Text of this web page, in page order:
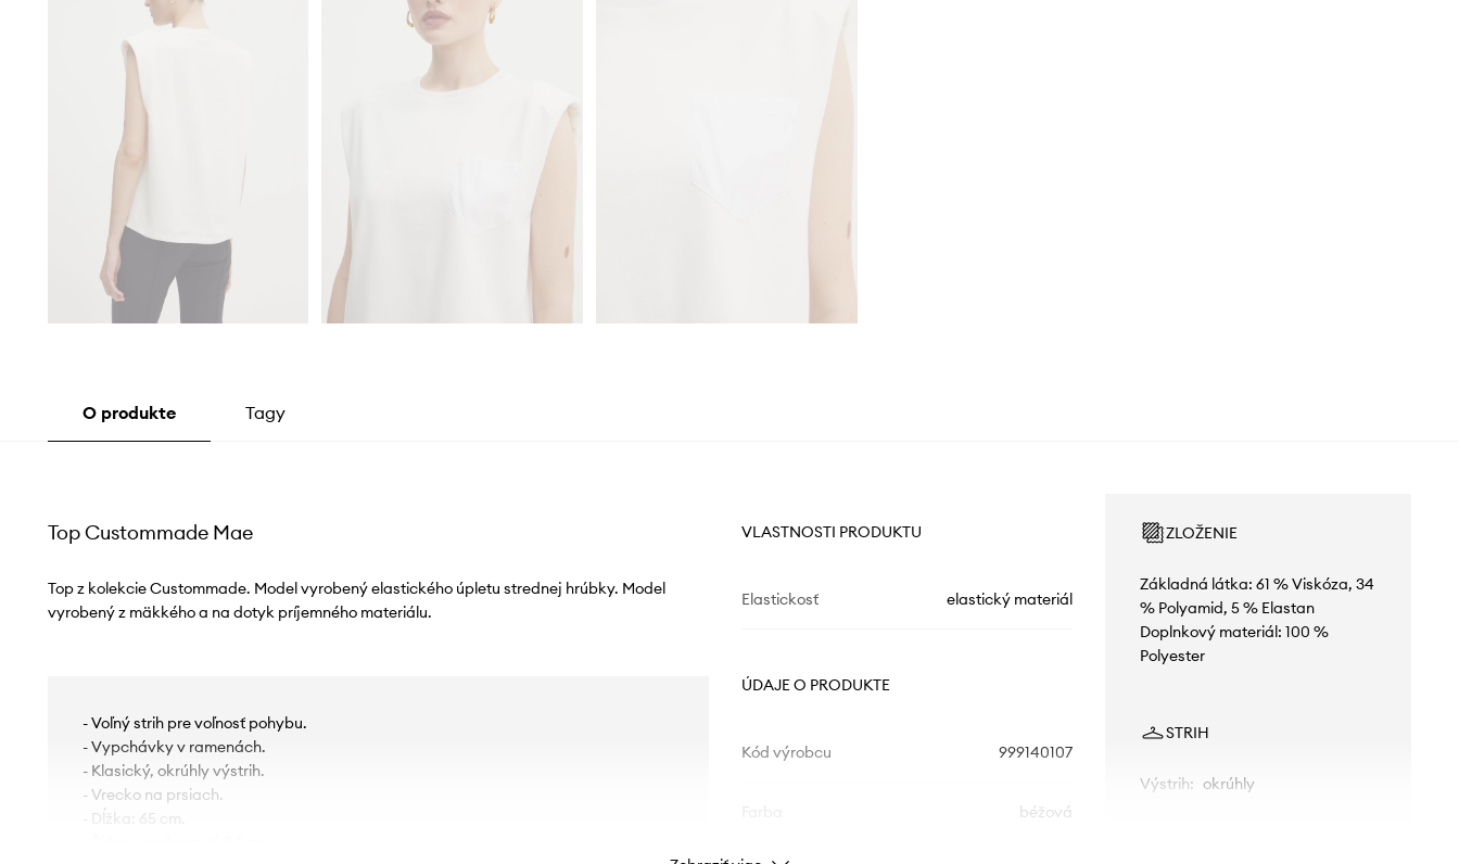
O produkte Tagy
Top Custommade Mae
Top z kolekcie Custommade. Model vyrobený elastického úpletu strednej hrúbky. Model
vyrobený z mäkkého a na dotyk príjemného materiálu.
- Voľný strih pre voľnosť pohybu.
- Vypchávky v ramenách.
- Klasický, okrúhly výstrih.
- Vrecko na prsiach.
- Dĺžka: 65 cm.
VLASTNOSTI PRODUKTU
Elastickosť elastický materiál
ÚDAJE O PRODUKTE
Kód výrobcu 999140107
béžová
ZLOŽENIE
Základná látka: 61 % Viskóza, 34
% Polyamid, 5 % Elastan
Doplnkový materiál: 100 %
Polyester
STRIH
Výstrih: okrúhly